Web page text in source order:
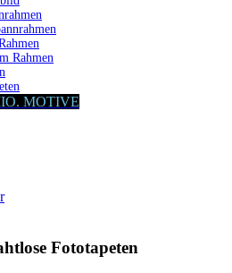
MOTIVE
Fototapeten